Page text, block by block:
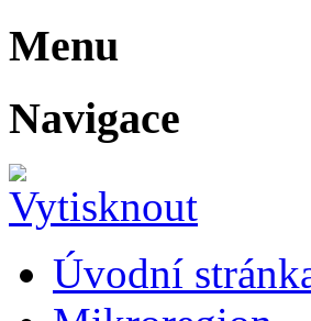
Menu
Navigace
Úvodní